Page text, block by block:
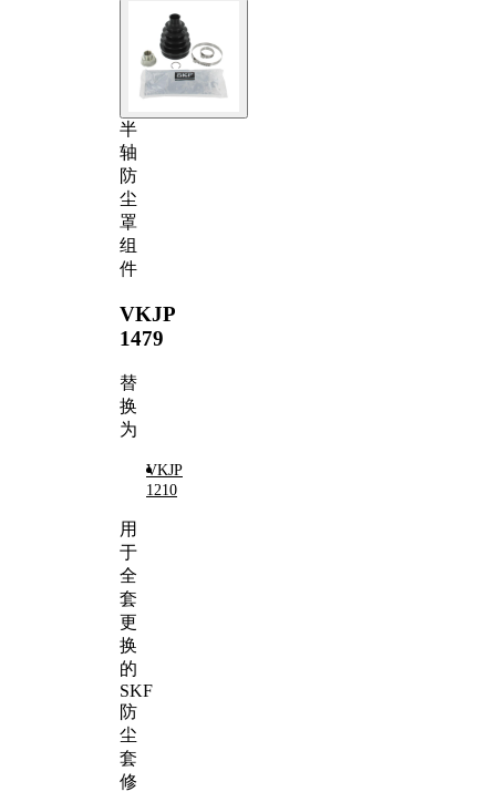
半
轴
防
尘
罩
组
件
VKJP
1479
替
换
为
VKJP
1210
用
于
全
套
更
换
的
SKF
防
尘
套
修